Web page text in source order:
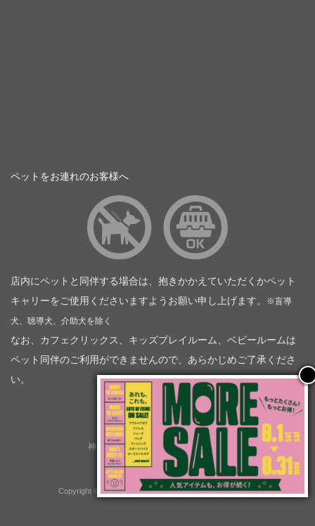
ペットをお連れのお客様へ
店内にペットと同伴する場合は、抱きかかえていただくかペット
キャリーをご使用くださいますようお願い申し上げます。
※盲導
犬、聴導犬、介助犬を除く
なお、カフェクリックス、キッズプレイルーム、ベビールームは
ペット同伴のご利用ができませんので、あらかじめご了承くださ
い。
神奈川トヨタ自動車（企業情報）
トヨタモビリティ神奈川
株式会社会社ＫＴグループ
Copyright © GOOD OPEN AIRS myX All Rights Reserved.